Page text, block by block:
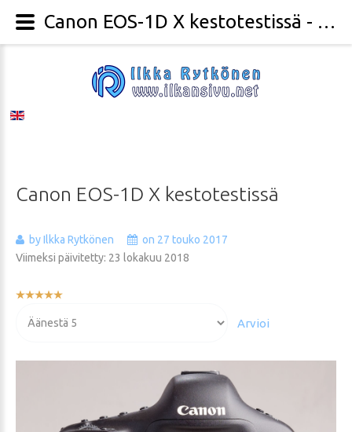
Canon EOS-1D X kestotestissä
by Ilkka Rytkönen
on 27 touko 2017
Viimeksi päivitetty: 23 lokakuu 2018
Käyttäjän
arvioida
Canon EOS-1D X kestotestissä - Valokuvaaja Ilkka Rytkönen